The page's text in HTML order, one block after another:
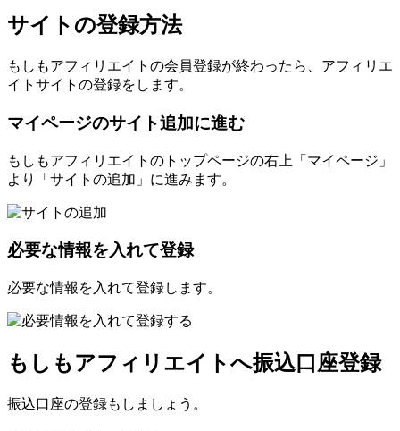
サイトの登録方法
もしもアフィリエイトの会員登録が終わったら、アフィリエ
イトサイトの登録をします。
マイページのサイト追加に進む
もしもアフィリエイトのトップページの右上「マイページ」
より「サイトの追加」に進みます。
必要な情報を入れて登録
必要な情報を入れて登録します。
もしもアフィリエイトへ振込口座登録
振込口座の登録もしましょう。